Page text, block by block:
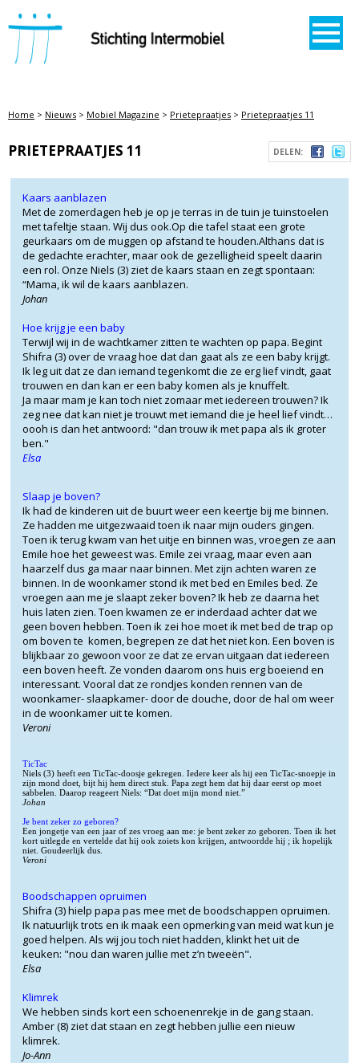
STICHTING INTERMOBIEL
Home > Nieuws > Mobiel Magazine > Prietepraatjes > Prietepraatjes 11
DELEN:
PRIETEPRAATJES 11
Kaars aanblazen
Met de zomerdagen heb je op je terras in de tuin je tuinstoelen
met tafeltje staan. Wij dus ook.Op die tafel staat een grote
geurkaars om de muggen op afstand te houden.Althans dat is
de gedachte erachter, maar ook de gezelligheid speelt daarin
een rol. Onze Niels (3) ziet de kaars staan en zegt spontaan:
“Mama, ik wil de kaars aanblazen.
Johan
Hoe krijg je een baby
Terwijl wij in de wachtkamer zitten te wachten op papa. Begint
Shifra (3) over de vraag hoe dat dan gaat als ze een baby krijgt.
Ik leg uit dat ze dan iemand tegenkomt die ze erg lief vindt, gaat
trouwen en dan kan er een baby komen als je knuffelt.
Ja maar mam je kan toch niet zomaar met iedereen trouwen? Ik
zeg nee dat kan niet je trouwt met iemand die je heel lief vindt…
oooh is dan het antwoord: "dan trouw ik met papa als ik groter
ben."
Elsa
Slaap je boven?
Ik had de kinderen uit de buurt weer een keertje bij me binnen.
Ze hadden me uitgezwaaid toen ik naar mijn ouders gingen.
Toen ik terug kwam van het uitje en binnen was, vroegen ze aan
Emile hoe het geweest was. Emile zei vraag, maar even aan
haarzelf dus ga maar naar binnen. Met zijn achten waren ze
binnen. In de woonkamer stond ik met bed en Emiles bed. Ze
vroegen aan me je slaapt zeker boven? Ik heb ze daarna het
huis laten zien. Toen kwamen ze er inderdaad achter dat we
geen boven hebben. Toen ik zei hoe moet ik met bed de trap op
om boven te komen, begrepen ze dat het niet kon. Een boven is
blijkbaar zo gewoon voor ze dat ze ervan uitgaan dat iedereen
een boven heeft. Ze vonden daarom ons huis erg boeiend en
interessant. Vooral dat ze rondjes konden rennen van de
woonkamer- slaapkamer- door de douche, door de hal om weer
in de woonkamer uit te komen.
Veroni
TicTac
Niels (3) heeft een TicTac-doosje gekregen. Iedere keer als hij een TicTac-snoepje in
zijn mond doet, bijt hij hem direct stuk. Papa zegt hem dat hij daar eerst op moet
sabbelen. Daarop reageert Niels: “Dat doet mijn mond niet.”
Johan
Je bent zeker zo geboren?
Een jongetje van een jaar of zes vroeg aan me: je bent zeker zo geboren. Toen ik het
kort uitlegde en vertelde dat hij ook zoiets kon krijgen, antwoordde hij ; ik hopelijk
niet. Goudeerlijk dus.
Veroni
Boodschappen opruimen
Shifra (3) hielp papa pas mee met de boodschappen opruimen.
Ik natuurlijk trots en ik maak een opmerking van meid wat kun je
goed helpen. Als wij jou toch niet hadden, klinkt het uit de
keuken: "nou dan waren jullie met z’n tweeën".
Elsa
Klimrek
We hebben sinds kort een schoenenrekje in de gang staan.
Amber (8) ziet dat staan en zegt hebben jullie een nieuw
klimrek.
Jo-Ann